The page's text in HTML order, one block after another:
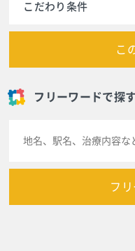
こだわり条件
こ
フリーワードで探す
フ